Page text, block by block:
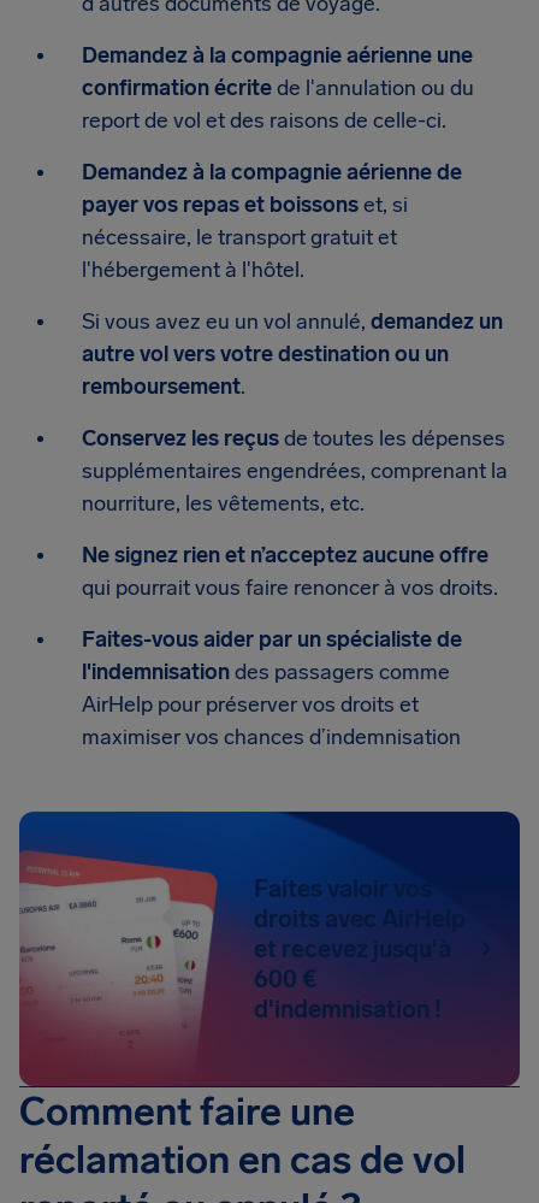
Demandez à la compagnie aérienne une
confirmation écritede l'annulation ou du
report de vol et des raisons de celle-ci.
Demandez à la compagnie aérienne de
payer vos repas et boissonset, si
nécessaire, le transport gratuit et
l'hébergement à l'hôtel.
Si vous avez eu un vol annulé, demandez un
autre vol vers votre destination ou un
remboursement.
Conservez les reçusde toutes les dépenses
supplémentaires engendrées, comprenant la
nourriture, les vêtements, etc.
Ne signez rien et n’acceptez aucune offre
qui pourrait vous faire renoncer à vos droits.
Faites-vous aider par un spécialiste de
l'indemnisationdes passagers comme
AirHelp pour préserver vos droits et
maximiser vos chances d’indemnisation
Faites valoir vos
droits avec AirHelp
et recevez jusqu'à
600 €
d'indemnisation !
Comment faire une
réclamation en cas de vol